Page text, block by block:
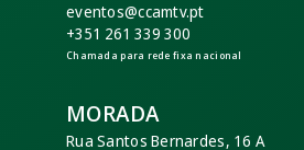
eventos@ccamtv.pt
+351 261 339 300
Chamada para rede fixa nacional
MORADA
Rua Santos Bernardes, 16 A